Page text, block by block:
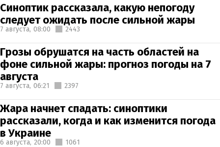
Синоптик рассказала, какую непогоду
следует ожидать после сильной жары
7 августа, 08:00 2443
Грозы обрушатся на часть областей на
фоне сильной жары: прогноз погоды на 7
августа
7 августа, 06:21 2397
Жара начнет спадать: синоптики
рассказали, когда и как изменится погода
в Украине
6 августа, 20:00 1061